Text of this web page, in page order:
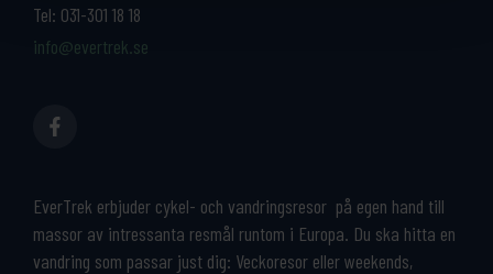
Tel: 031-301 18 18
info@evertrek.se
EverTrek erbjuder cykel- och vandringsresor på egen hand till
massor av intressanta resmål runtom i Europa. Du ska hitta en
vandring som passar just dig: Veckoresor eller weekends,